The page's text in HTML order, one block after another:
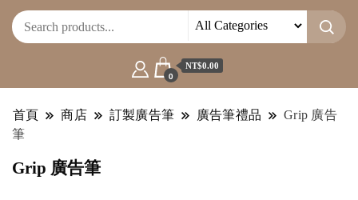
0
NT$0.00
首頁 商店 訂製廣告筆 廣告筆禮品
Grip 廣告
筆
Grip 廣告筆